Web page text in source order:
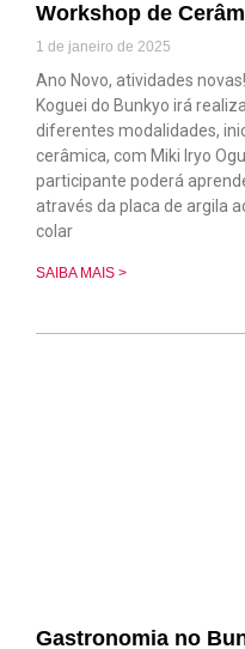
Workshop de
1 de janeiro de 2025
Ano Novo, atividades
Koguei do Bunkyo irá
diferentes modalidades,
cerâmica, com Miki Iryo
participante poderá
através da placa de argila
colar
SAIBA MAIS >
Gastronomia no